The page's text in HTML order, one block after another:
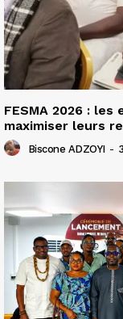
FESMA 2026 :
maximiser leurs
Biscone ADZOYI -